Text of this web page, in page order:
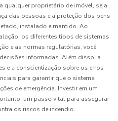
proprietário de imóvel, seja
das pessoas e a proteção dos bens
instalado e mantido. Ao
os diferentes tipos de sistemas
e as normas regulatórias, você
informadas. Além disso, a
e a conscientização sobre os erros
para garantir que o sistema
de emergência. Investir em um
um passo vital para assegurar
os riscos de incêndio.